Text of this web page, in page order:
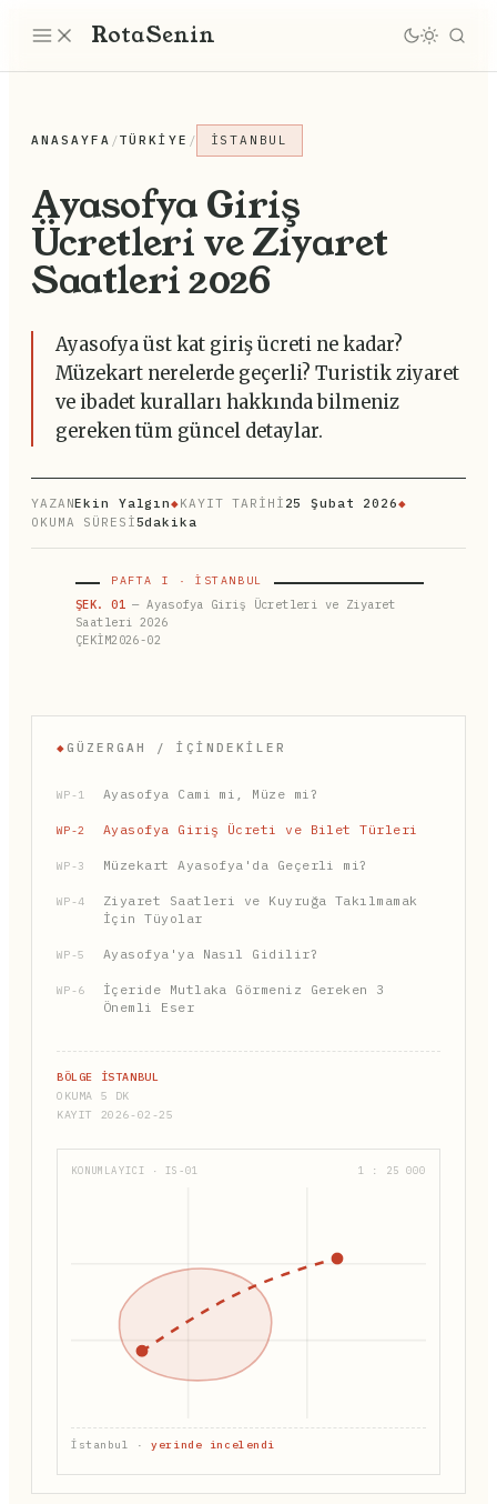
RotaSenin
ANASAYFA /TÜRKIYE / İSTANBUL
Ayasofya Giriş
Ücretleri ve Ziyaret
Saatleri 2026
Ayasofya üst kat giriş ücreti ne kadar?
Müzekart nerelerde geçerli? Turistik ziyaret
ve ibadet kuralları hakkında bilmeniz
gereken tüm güncel detaylar.
YAZANEkin Yalgın◆KAYIT TARİHİ 25 Şubat 2026◆
OKUMA SÜRESİ5dakika
PAFTA I · İSTANBUL
ŞEK. 01 — Ayasofya Giriş Ücretleri ve Ziyaret
Saatleri 2026
ÇEKİM2026-02
◆ GÜZERGAH / İÇINDEKILER
WP-1 Ayasofya Cami mi, Müze mi?
WP-2 Ayasofya Giriş Ücreti ve Bilet Türleri
WP-3 Müzekart Ayasofya'da Geçerli mi?
WP-4
Ziyaret Saatleri ve Kuyruğa Takılmamak
İçin Tüyolar
WP-5 Ayasofya'ya Nasıl Gidilir?
WP-6
İçeride Mutlaka Görmeniz Gereken 3
Önemli Eser
BÖLGE İSTANBUL
OKUMA 5 DK
KAYIT 2026-02-25
KONUMLAYICI · IS-01 1 : 25 000
İstanbul ·yerinde incelendi